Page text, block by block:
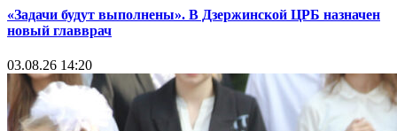
«Задачи будут выполнены». В Дзержинской ЦРБ назначен
новый главврач
03.08.26 14:20